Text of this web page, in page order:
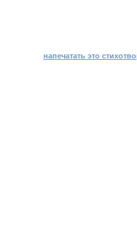
напечатать это